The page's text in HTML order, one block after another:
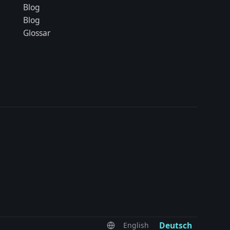
Blog
Blog
Glossar
English Deutsch